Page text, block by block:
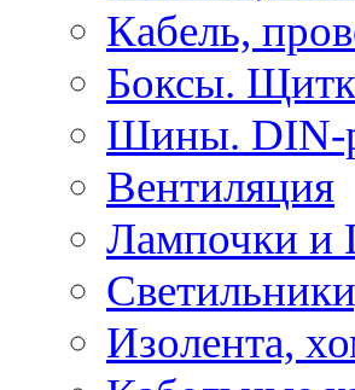
Кабель,
Боксы.
Шины. DIN-
Вентиляция
Лампочки и
Изолента,